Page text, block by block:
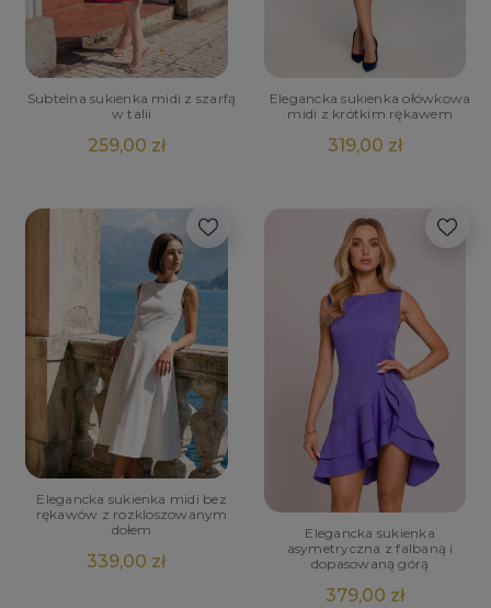
Subtelna sukienka midi z szarfą
w talii
259,00 zł
Elegancka sukienka ołówkowa
midi z krótkim rękawem
319,00 zł
Elegancka sukienka midi bez
rękawów z rozkloszowanym
dołem
339,00 zł
Elegancka sukienka
asymetryczna z falbaną i
dopasowaną górą
379,00 zł